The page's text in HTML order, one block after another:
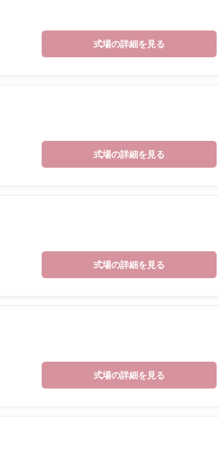
式場の詳細を見る
式場の詳細を見る
式場の詳細を見る
式場の詳細を見る